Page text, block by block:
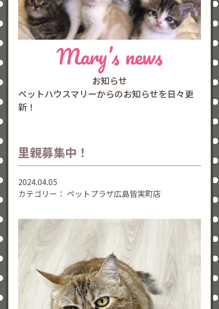
Mary’s news
お知らせ
ペットハウスマリーからのお知らせを日々更
新！
里親募集中！
2024.04.05
カテゴリー： ペットプラザ広島皆実町店